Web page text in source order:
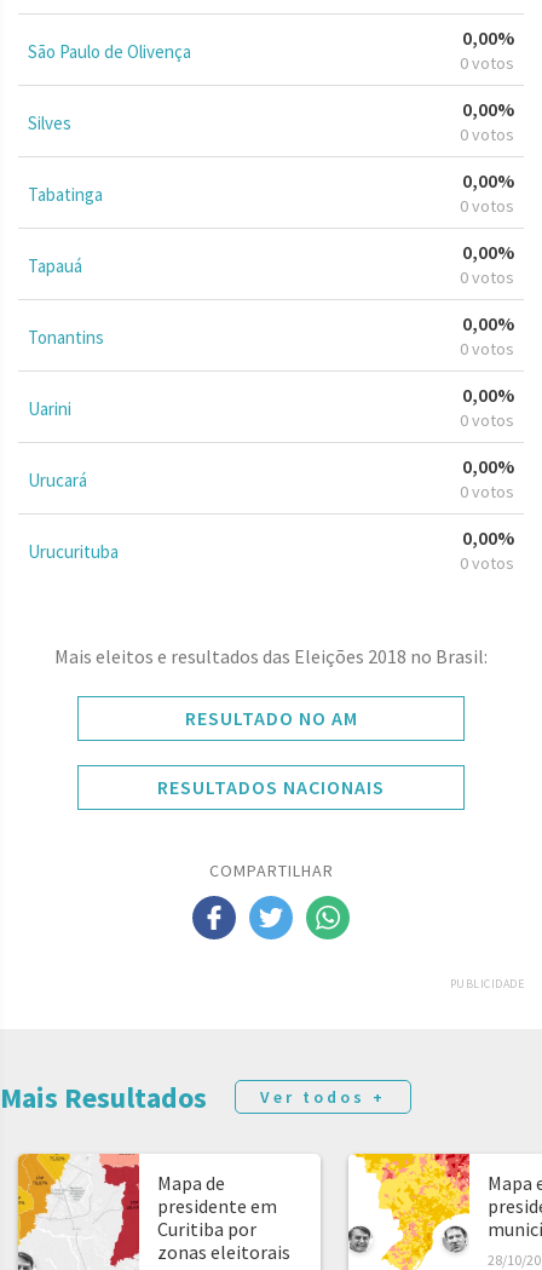
São Paulo de Olivença
0,00%
0 votos
Silves
0,00%
0 votos
Tabatinga
0,00%
0 votos
Tapauá
0,00%
0 votos
Tonantins
0,00%
0 votos
Uarini
0,00%
0 votos
Urucará
0,00%
0 votos
Urucurituba
0,00%
0 votos
Mais eleitos e resultados das Eleições 2018 no Brasil:
RESULTADO NO AM
RESULTADOS NACIONAIS
COMPARTILHAR
PUBLICIDADE
Mais Resultados Ver todos +
Mapa de
presidente em
Curitiba por
zonas eleitorais
Mapa
28/10/